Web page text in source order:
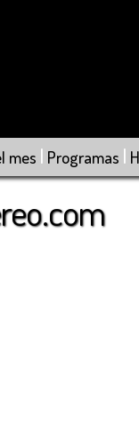
mes | Programas |